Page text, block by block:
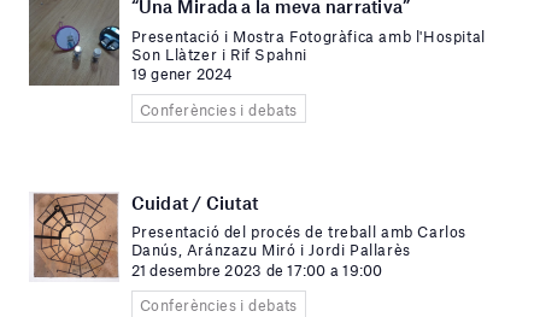
“Una Mirada a la meva narrativa”
Presentació i Mostra Fotogràfica amb l'Hospital
Son Llàtzer i Rif Spahni
19 gener 2024
Conferències i debats
Cuidat / Ciutat
Presentació del procés de treball amb Carlos
Danús, Aránzazu Miró i Jordi Pallarès
21 desembre 2023 de 17:00 a 19:00
Conferències i debats